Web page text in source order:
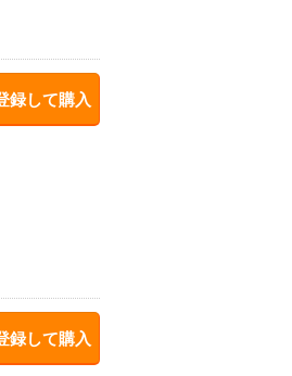
録して購入
録して購入